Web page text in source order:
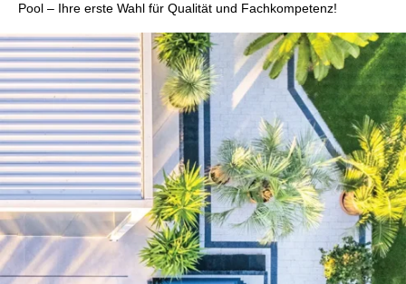
Pool – Ihre erste Wahl für Qualität und Fachkompetenz!